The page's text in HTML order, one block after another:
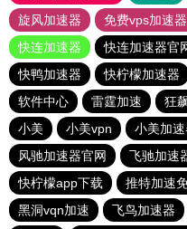
旋风加速器
免费vps加速
快连加速器
快连加速器官
快鸭加速器
快柠檬加速器
软件中心
雷霆加速 狂
小美
小美vpn 小美加速
风驰加速器官网
飞驰加速
快柠檬app下载
推特加速
黑洞vqn加速
飞鸟加速器